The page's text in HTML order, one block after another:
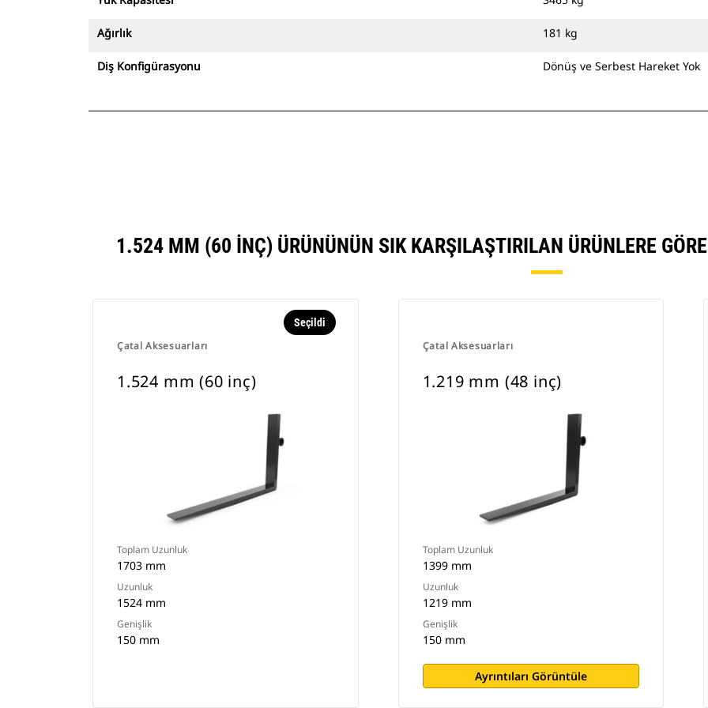
Ağırlık 181 kg
Diş Konfigürasyonu Dönüş ve Serbest Hareket Yok
1.524 MM (60 INÇ) ÜRÜNÜNÜN SIK KARŞILAŞTIRILAN ÜRÜNLERE
Çatal Aksesuarları
Seçildi
1.524 mm (60 inç)
Toplam Uzunluk
1703 mm
Uzunluk
1524 mm
Genişlik
150 mm
Çatal Aksesuarları
1.219 mm (48 inç)
Toplam Uzunluk
1399 mm
Uzunluk
1219 mm
Genişlik
150 mm
Ayrıntıları Görüntüle